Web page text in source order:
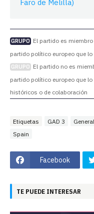
Faro de Melilla)
GRUPO El partido es
partido político europeo que lo
GRUPO El partido no es
partido político europeo que
históricos o de colaboración
Etiquetas GAD 3
Spain
Facebook
TE PUEDE INTERESAR